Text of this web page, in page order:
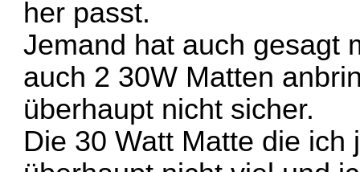
her passt.
Jemand hat auch gesagt
auch 2 30W Matten
überhaupt nicht sicher.
Die 30 Watt Matte die